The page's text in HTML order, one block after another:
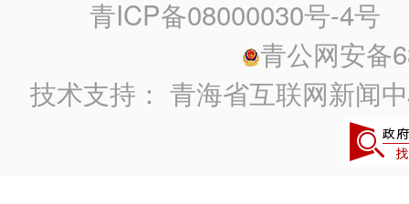
青ICP备08000030号-4号
青公网安备
技术支持：青海省互联网新闻